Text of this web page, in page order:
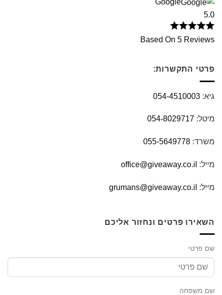
Google
5.0
Based On 5 Reviews
פרטי התקשרות:
גיא: 054-4510003
מיטל: 054-8029717
משרד: 055-5649778
מייל: office@giveaway.co.il
מייל: grumans@giveaway.co.il
השאירו פרטים ונחזור אליכם
שם פרטי
שם משפחה